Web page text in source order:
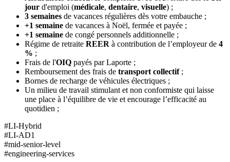
jour d'emploi (médicale, dentaire, visuelle) ;
3 semaines de vacances régulières dès votre embauche ;
+1 semaine de vacances à Noël, fermée et payée ;
+1 semaine de congé personnels additionnelle ;
Régime de retraite REER à contribution de l’employeur de 4
% ;
Frais de l'OIQ payés par Laporte ;
Remboursement des frais de transport collectif ;
Bornes de recharge de véhicules électriques ;
Un milieu de travail stimulant et non conformiste qui laisse
une place à l’équilibre de vie et encourage l’efficacité au
quotidien ;
#LI-Hybrid
#LI-AD1
#mid-senior-level
#engineering-services